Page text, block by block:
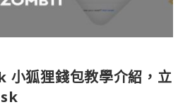
狐狸錢包教學介紹，立